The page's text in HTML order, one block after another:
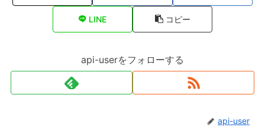
LINE コピー
api-userをフォローする
api-user